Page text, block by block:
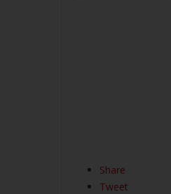
Share
Tweet